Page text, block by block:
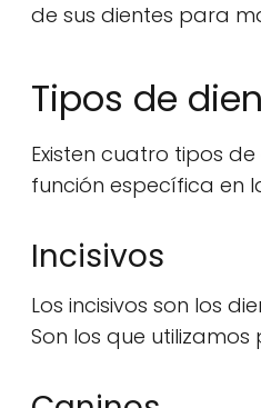
de sus dientes para
Tipos de
Existen cuatro tipos
función específica en
Incisivos
Los incisivos son los
Son los que